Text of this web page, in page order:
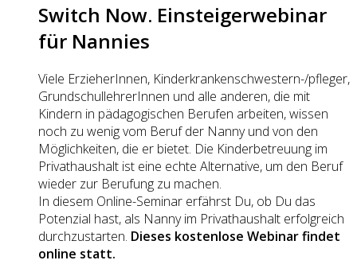
Switch Now. Einsteigerwebinar
für Nannies
Viele ErzieherInnen, Kinderkrankenschwestern-/pfleger,
GrundschullehrerInnen und alle anderen, die mit
Kindern in pädagogischen Berufen arbeiten, wissen
noch zu wenig vom Beruf der Nanny und von den
Möglichkeiten, die er bietet. Die Kinderbetreuung im
Privathaushalt ist eine echte Alternative, um den Beruf
wieder zur Berufung zu machen.
In diesem Online-Seminar erfährst Du, ob Du das
Potenzial hast, als Nanny im Privathaushalt erfolgreich
durchzustarten. Dieses kostenlose Webinar findet
online statt.